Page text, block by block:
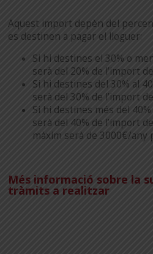
Aquest import depèn del
es destinen a pagar el lloguer:
Si hi destines el 30% o
serà del 20% de l’import
Si hi destines del 30% al
serà del 30% de l’import
Si hi destines més del
serà del 40% de l’import
màxim serà de 3000€/any
Més informació sobre la
tràmits a realitzar